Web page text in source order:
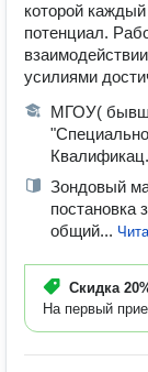
которой
потенциал.
усилиями
МГОУ(
Зондовый
постановка
общий...
Скидка
На первый